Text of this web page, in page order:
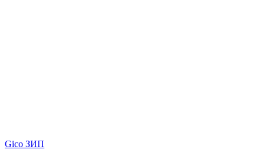
Gico ЗИП